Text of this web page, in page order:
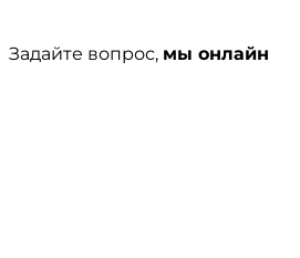
Задайте вопрос, мы онлайн